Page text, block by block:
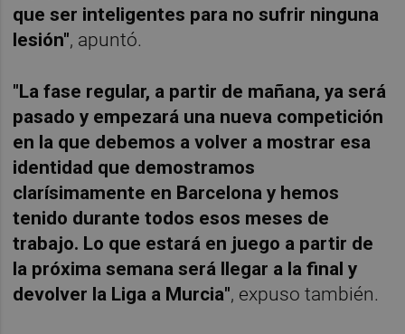
que ser inteligentes para no sufrir ninguna
lesión", apuntó.
"La fase regular, a partir de mañana, ya será
pasado y empezará una nueva competición
en la que debemos a volver a mostrar esa
identidad que demostramos
clarísimamente en Barcelona y hemos
tenido durante todos esos meses de
trabajo. Lo que estará en juego a partir de
la próxima semana será llegar a la final y
devolver la Liga a Murcia", expuso también.